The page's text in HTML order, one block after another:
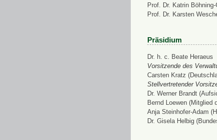
Prof. Dr. Katrin
Prof. Dr. Karsten
Präsidium
Dr. h. c. Beate Heraeus
Vorsitzende des
Carsten Kratz
Stellvertretender
Dr. Werner Brandt
Bernd Loewen (Mitglied
Anja Steinhofer-Adam
Dr. Gisela Helbig